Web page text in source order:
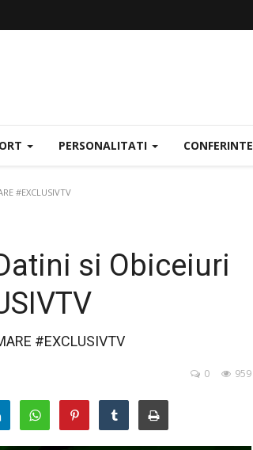
PERSONALITATI CONFERINTE
#EXCLUSIVTV
si Obiceiuri
#EXCLUSIVTV
959
0